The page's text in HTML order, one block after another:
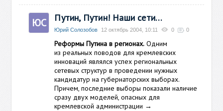
ЮС Путин, Путин! Наши сети…
Юрий Солозобов 12 октябрь 2004, 10:11 0 0
Реформы Путина в регионах. Одним
из реальных поводов для кремлевских
инноваций являлся успех региональных
сетевых структур в проведении нужных
кандидатур на губернаторских выборах.
Причем, последние выборы показали наличие
сразу двух моделей, опасных для
кремлевской администрации →